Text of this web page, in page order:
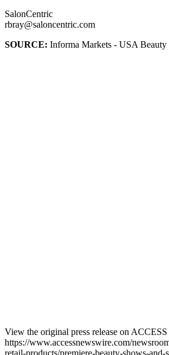
SalonCentric
rbray@saloncentric.com
SOURCE: Informa Markets - USA Beauty
View the original press release on
https://www.accessnewswire.com/